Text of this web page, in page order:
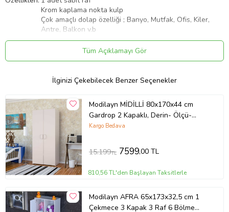
Krom kaplama nokta kulp
Çok amaçlı dolap özelliği ; Banyo, Mutfak, Ofis, Kiler,
Antre, Balkon v.b
Ürünlerimizin tamamı yüksek kalite melamin yüzeye
sahip yonga levha ve birinci sınıf ithal bağlantı parçaları
kullanılarak üretilmektedir.
Ürünlerimiz kanserojen madde içermeyen Avrupa Birliği
üretilmektedir.
Garanti
Süresi:
Üretim ve işçilik hatalarına karşı 7 Yıl garantilidir
Ürün
Ürünlerimiz demonte (kurulu olmadan) kutulu halde
teslim edilmektedir.
Kargo için hazırlanan özel kutular içinde kurulum için
gerekli tüm malzemeler mevcuttur.
Kolay ve hatasız kurulum için parçaların üzerinde
numaralar bulunmaktadır. Montaj kılavuzunu takip
Tüm Açıklamayı Gör
İlginizi Çekebilecek Benzer Seçenekler
Modilayn MİDİLLİ 80x170x44 cm
Gardrop 2 Kapaklı, Derin- Ölçü-
Lükens Ayaklı (Beyaz)
Kargo Bedava
15.199TL 7599,00 TL
810,56 TL'den Başlayan Taksitlerle
Modilayn AFRA 65x173x32,5 cm 1
Çekmece 3 Kapak 3 Raf 6 Bölme